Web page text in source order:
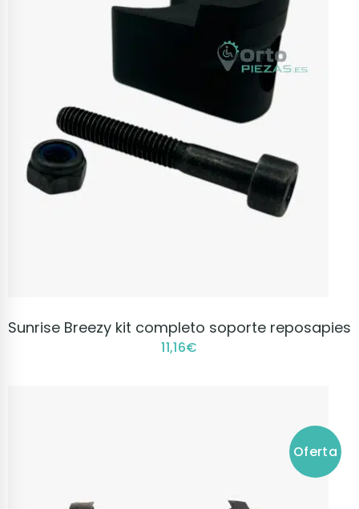
VER PRODUCTO
Sunrise Breezy kit completo soporte reposapies
11,16€
Oferta